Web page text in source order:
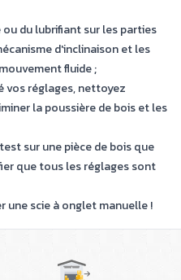
du lubrifiant sur les parties
d'inclinaison et les
fluide ;
vos réglages, nettoyez
la poussière de bois et les
sur une pièce de bois que
que tous les réglages sont
une scie à onglet manuelle !